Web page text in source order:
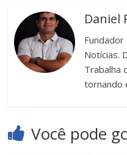
Daniel
Notícias.
Trabalha
tornando
Você pode